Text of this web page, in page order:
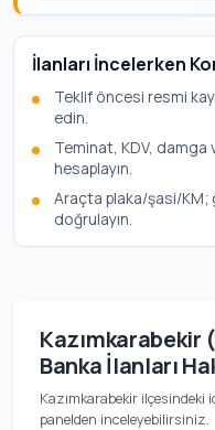
İlanları İncelerken
Teklif öncesi resmi
edin.
Teminat, KDV, damga
hesaplayın.
Araçta plaka/şasi/KM;
doğrulayın.
Kazımkarabekir
Banka İlanları
Kazımkarabekir ilçesindeki
panelden inceleyebilirsiniz.